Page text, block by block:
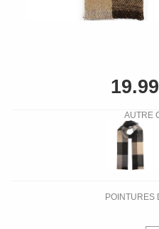
AUTRE
POINTURES